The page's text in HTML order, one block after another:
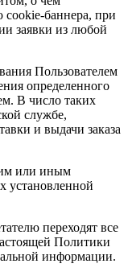
баннера, при
заявки из любой
Пользователем
определенного
В число таких
службе,
и выдачи заказа
или иным
установленной
переходят все
Политики
информации.